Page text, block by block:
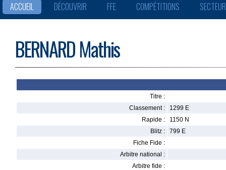
ACCUEIL DÉCOUVRIR FFE COMPÉTITIONS
BERNARD Mathis
Titre :
Classement :
1299 E
Rapide :
1150 N
Blitz :
799 E
Fiche Fide :
Arbitre national :
Arbitre fide :